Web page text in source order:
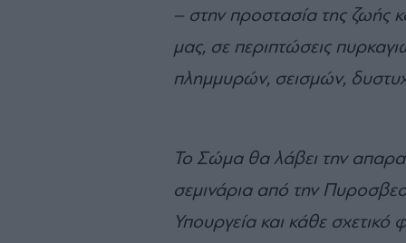
– στην προστασία της ζωής
μας, σε περιπτώσεις
πλημμυρών, σεισμών,
Το Σώμα θα λάβει την
σεμινάρια από την
Υπουργεία και κάθε